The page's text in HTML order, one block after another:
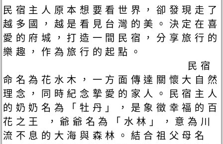
民宿主人原本想要看世界，卻發現走了
越多國，越是看見台灣的美。決定在喜
愛的府城，打造一間民宿，分享旅行的
樂趣，作為旅行的起點。
民宿
命名為花水木，一方面傳達關懷大自然
理念，同時紀念摯愛的家人。民宿主人
的奶奶名為「牡丹」，是象徵幸福的百
花之王 ，爺爺名為「水林」，意為川
流不息的大海與森林。​結合祖父母名